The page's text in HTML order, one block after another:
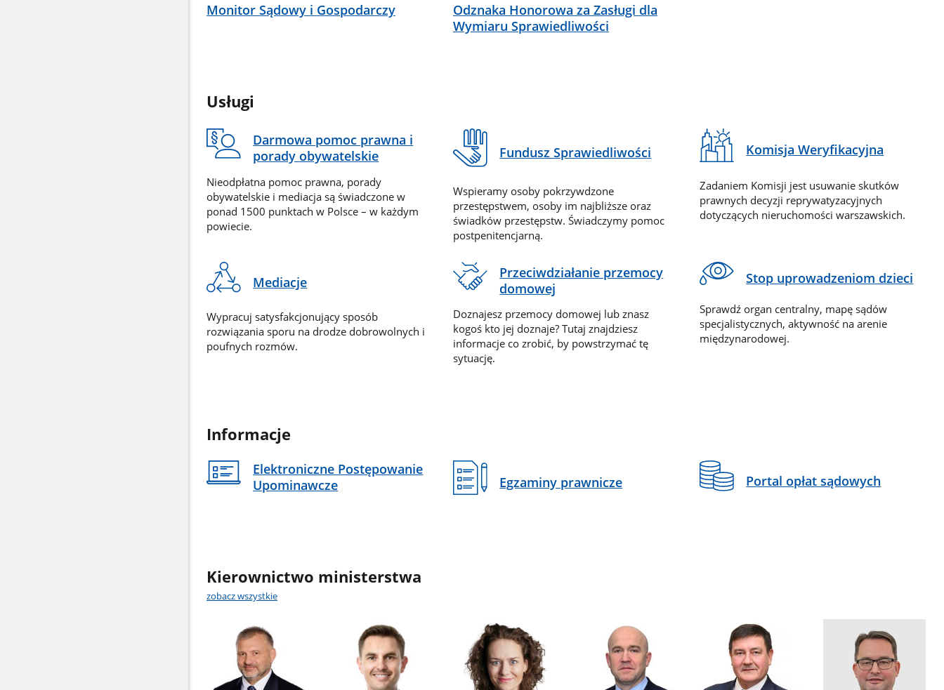
Monitor Sądowy i Gospodarczy
Odznaka Honorowa za Zasługi dla
Wymiaru Sprawiedliwości
Usługi
Darmowa pomoc prawna i
porady obywatelskie
Nieodpłatna pomoc prawna, porady
obywatelskie i mediacja są świadczone w
ponad 1500 punktach w Polsce – w każdym
powiecie.
Fundusz Sprawiedliwości
Wspieramy osoby pokrzywdzone
przestępstwem, osoby im najbliższe oraz
świadków przestępstw. Świadczymy pomoc
postpenitencjarną.
Komisja Weryfikacyjna
Zadaniem Komisji jest usuwanie skutków
prawnych decyzji reprywatyzacyjnych
dotyczących nieruchomości warszawskich.
Mediacje
Wypracuj satysfakcjonujący sposób
rozwiązania sporu na drodze dobrowolnych i
poufnych rozmów.
Przeciwdziałanie przemocy
domowej
Doznajesz przemocy domowej lub znasz
kogoś kto jej doznaje? Tutaj znajdziesz
informacje co zrobić, by powstrzymać tę
sytuację.
Stop uprowadzeniom dzieci
Sprawdź organ centralny, mapę sądów
specjalistycznych, aktywność na arenie
międzynarodowej.
Informacje
Elektroniczne Postępowanie
Upominawcze
Egzaminy prawnicze Portal opłat sądowych
Kierownictwo ministerstwa
zobacz wszystkie